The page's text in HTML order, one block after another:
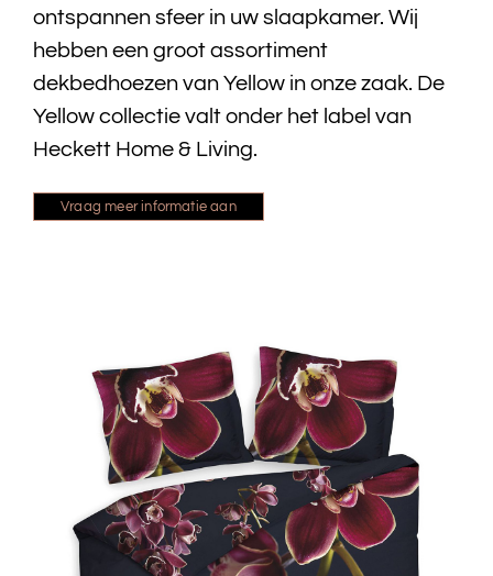
ontspannen sfeer in uw slaapkamer. Wij
hebben een groot assortiment
dekbedhoezen van Yellow in onze zaak. De
Yellow collectie valt onder het label van
Heckett Home & Living.
Vraag meer informatie aan